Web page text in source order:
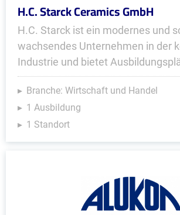
H.C. Starck Ceramics GmbH
H.C. Starck ist ein modernes und
wachsendes Unternehmen in der
Industrie und bietet
Branche: Wirtschaft und Handel
1 Ausbildung
1 Standort